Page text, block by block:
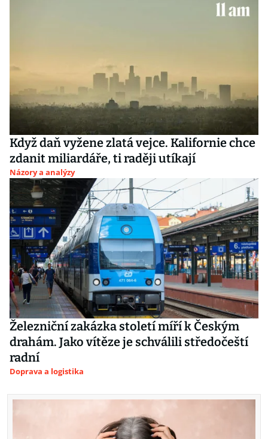
Když daň vyžene zlatá vejce. Kalifornie chce
zdanit miliardáře, ti raději utíkají
Názory a analýzy
Železniční zakázka století míří k Českým
drahám. Jako vítěze je schválili středočeští
radní
Doprava a logistika